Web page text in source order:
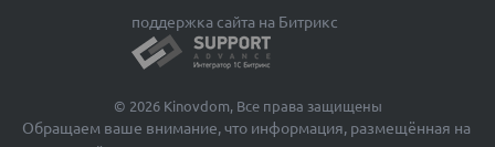
© 2026 Kinovdom, Все права защищены
поддержка сайта на Битрикс
Обращаем ваше внимание, что информация, размещённая на